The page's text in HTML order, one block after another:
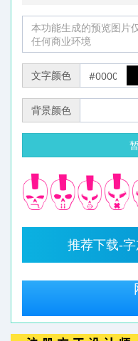
文字颜色
背景颜色
推荐下载-